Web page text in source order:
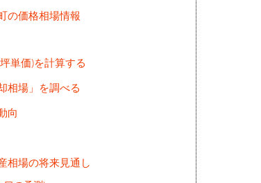
の価格相場情報
単価)を計算する
相場」を調べる
向
相場の将来見通し